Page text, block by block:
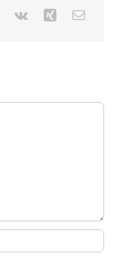
Pinterest
Vk Xing Email